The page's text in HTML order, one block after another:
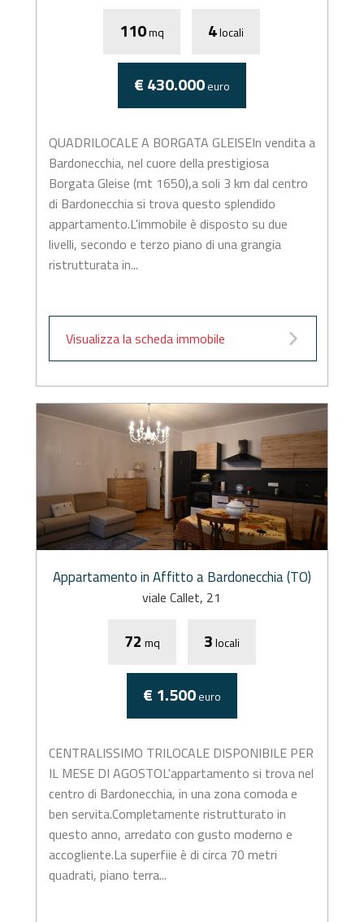
110mq 4locali
€ 430.000euro
QUADRILOCALE A BORGATA GLEISEIn vendita a
Bardonecchia, nel cuore della prestigiosa
Borgata Gleise (mt 1650),a soli 3 km dal centro
di Bardonecchia si trova questo splendido
appartamento.L'immobile è disposto su due
livelli, secondo e terzo piano di una grangia
ristrutturata in...
Visualizza la scheda immobile
Appartamento in Affitto a Bardonecchia (TO)
viale Callet, 21
72 mq 3locali
€ 1.500euro
CENTRALISSIMO TRILOCALE DISPONIBILE PER
IL MESE DI AGOSTOL'appartamento si trova nel
centro di Bardonecchia, in una zona comoda e
ben servita.Completamente ristrutturato in
questo anno, arredato con gusto moderno e
accogliente.La superfiie è di circa 70 metri
quadrati, piano terra...